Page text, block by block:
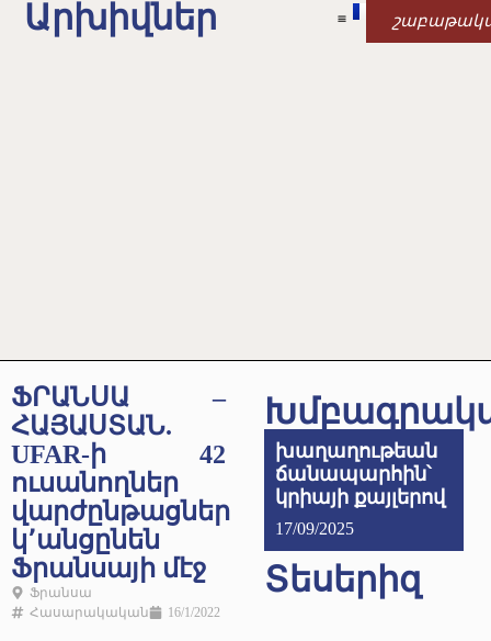
Արխիվներ
ՖՐԱՆՍԱ –
ՀԱՅԱՍՏԱՆ.
UFAR-ի 42
ուսանողներ
վարժընթացներ
կ՚անցընեն
Ֆրանսայի մէջ
Ֆրանսա
Հասարակական
16/1/2022
խաղաղութեան
ճանապարհին՝
կրիայի քայլերով
17/09/2025
Տեսերիզ